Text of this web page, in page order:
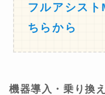
フルアシスト
ちらから
機器導入・乗り換